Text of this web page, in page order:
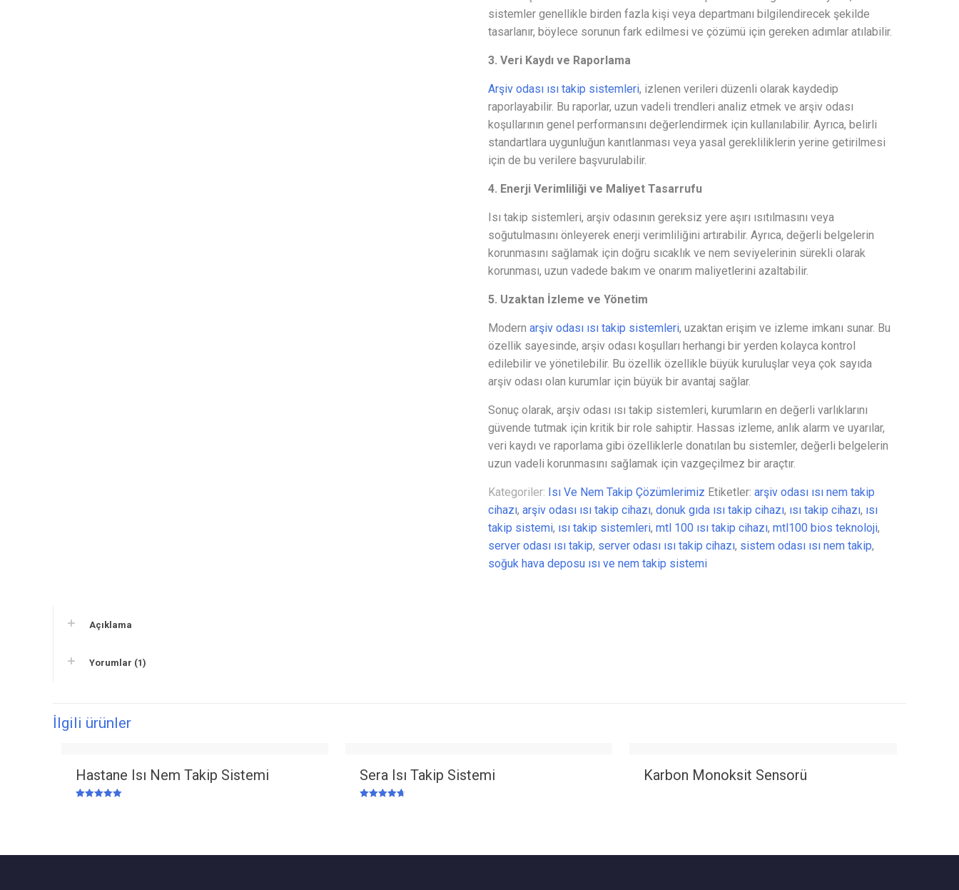
sistemler genellikle birden fazla kişi veya departmanı bilgilendirecek şekilde
tasarlanır, böylece sorunun fark edilmesi ve çözümü için gereken adımlar atılabilir.
3. Veri Kaydı ve Raporlama
Arşiv odası ısı takip sistemleri, izlenen verileri düzenli olarak kaydedip
raporlayabilir. Bu raporlar, uzun vadeli trendleri analiz etmek ve arşiv odası
koşullarının genel performansını değerlendirmek için kullanılabilir. Ayrıca, belirli
standartlara uygunluğun kanıtlanması veya yasal gerekliliklerin yerine getirilmesi
için de bu verilere başvurulabilir.
4. Enerji Verimliliği ve Maliyet Tasarrufu
Isı takip sistemleri, arşiv odasının gereksiz yere aşırı ısıtılmasını veya
soğutulmasını önleyerek enerji verimliliğini artırabilir. Ayrıca, değerli belgelerin
korunmasını sağlamak için doğru sıcaklık ve nem seviyelerinin sürekli olarak
korunması, uzun vadede bakım ve onarım maliyetlerini azaltabilir.
5. Uzaktan İzleme ve Yönetim
Modern arşiv odası ısı takip sistemleri, uzaktan erişim ve izleme imkanı sunar. Bu
özellik sayesinde, arşiv odası koşulları herhangi bir yerden kolayca kontrol
edilebilir ve yönetilebilir. Bu özellik özellikle büyük kuruluşlar veya çok sayıda
arşiv odası olan kurumlar için büyük bir avantaj sağlar.
Sonuç olarak, arşiv odası ısı takip sistemleri, kurumların en değerli varlıklarını
güvende tutmak için kritik bir role sahiptir. Hassas izleme, anlık alarm ve uyarılar,
veri kaydı ve raporlama gibi özelliklerle donatılan bu sistemler, değerli belgelerin
uzun vadeli korunmasını sağlamak için vazgeçilmez bir araçtır.
Kategoriler: Isı Ve Nem Takip Çözümlerimiz Etiketler: arşiv odası ısı nem takip
cihazı, arşiv odası ısı takip cihazı, donuk gıda ısı takip cihazı, ısı takip cihazı, ısı
takip sistemi, ısı takip sistemleri, mtl 100 ısı takip cihazı, mtl100 bios teknoloji,
server odası ısı takip, server odası ısı takip cihazı, sistem odası ısı nem takip,
soğuk hava deposu ısı ve nem takip sistemi
Açıklama
Yorumlar (1)
İlgili ürünler
Hastane Isı Nem Takip Sistemi Sera Isı Takip Sistemi Karbon Monoksit Sensorü